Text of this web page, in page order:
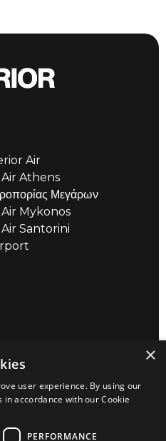
Air
Air Athens
Μεγάρων
Air Mykonos
Air Santorini
βίντεο
×
user experience. By using our
accordance with our Cookie
PERFORMANCE